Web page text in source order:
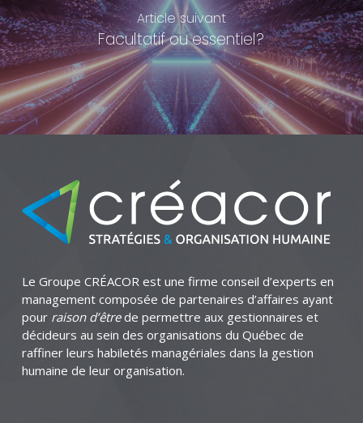
Article suivant
Facultatif ou essentiel?
Le Groupe CRÉACOR est une firme conseil d’experts en
management composée de partenaires d’affaires ayant
pour raison d’êtrede permettre aux gestionnaires et
décideurs au sein des organisations du Québec de
raffiner leurs habiletés managériales dans la gestion
humaine de leur organisation.